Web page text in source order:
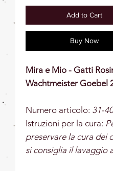
Add to Cart
Buy Now
Mira e Mio - Gatti
Wachtmeister Goebel
Numero articolo: 31-
Istruzioni per la cura:
preservare la cura dei
si consiglia il lavaggio